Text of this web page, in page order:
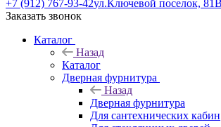
+7 (912) 767-93-42ул.Ключевой поселок,
Заказать звонок
Каталог
Назад
Каталог
Дверная фурнитура
Назад
Дверная фурнитура
Для сантехнических кабин